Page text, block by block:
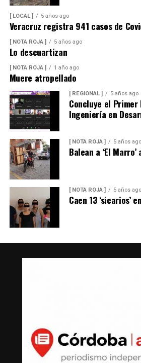
[ LOCAL ] 5 años ago
Veracruz registra 941 casos de
[ NOTA ROJA ] 5 años ago
Lo descuartizan
[ NOTA ROJA ] 1 año ago
Muere atropellado
[ REGIONAL ] 5 años ago
Concluye el Primer
Ingeniería en
[ NOTA ROJA ] 5 años ago
Balean a ‘El
[ NOTA ROJA ] 5 años ago
Caen 13 ‘sicarios’